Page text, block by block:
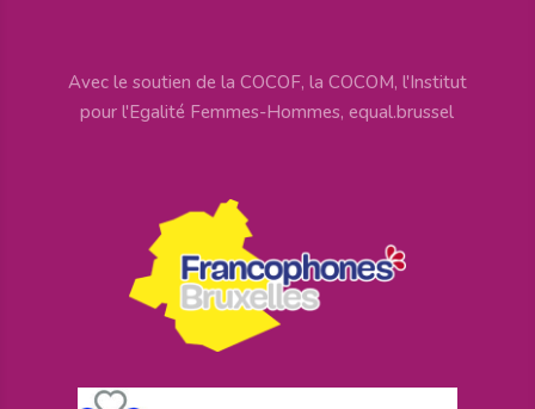
Avec le soutien de la COCOF, la COCOM, l'Institut
pour l'Egalité Femmes-Hommes, equal.brussel